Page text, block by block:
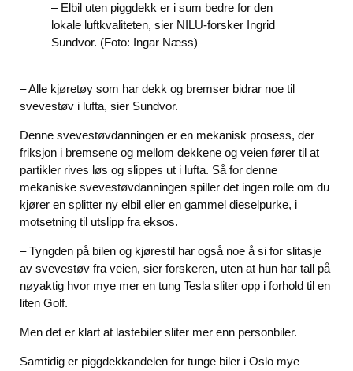
– Elbil uten piggdekk er i sum bedre for den
lokale luftkvaliteten, sier NILU-forsker Ingrid
Sundvor. (Foto: Ingar Næss)
– Alle kjøretøy som har dekk og bremser bidrar noe til
svevestøv i lufta, sier Sundvor.
Denne svevestøvdanningen er en mekanisk prosess, der
friksjon i bremsene og mellom dekkene og veien fører til at
partikler rives løs og slippes ut i lufta. Så for denne
mekaniske svevestøvdanningen spiller det ingen rolle om du
kjører en splitter ny elbil eller en gammel dieselpurke, i
motsetning til utslipp fra eksos.
– Tyngden på bilen og kjørestil har også noe å si for slitasje
av svevestøv fra veien, sier forskeren, uten at hun har tall på
nøyaktig hvor mye mer en tung Tesla sliter opp i forhold til en
liten Golf.
Men det er klart at lastebiler sliter mer enn personbiler.
Samtidig er piggdekkandelen for tunge biler i Oslo mye